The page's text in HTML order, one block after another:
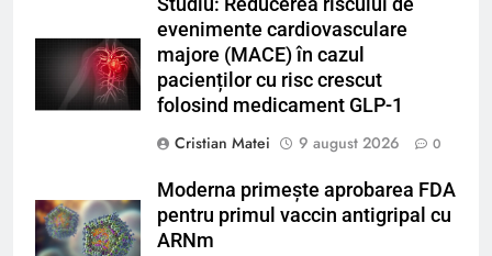
Studiu: Reducerea riscului de
evenimente cardiovasculare
majore (MACE) în cazul
pacienților cu risc crescut
folosind medicament GLP-1
Cristian Matei
9 august 2026 0
Moderna primește aprobarea FDA
pentru primul vaccin antigripal cu
ARNm